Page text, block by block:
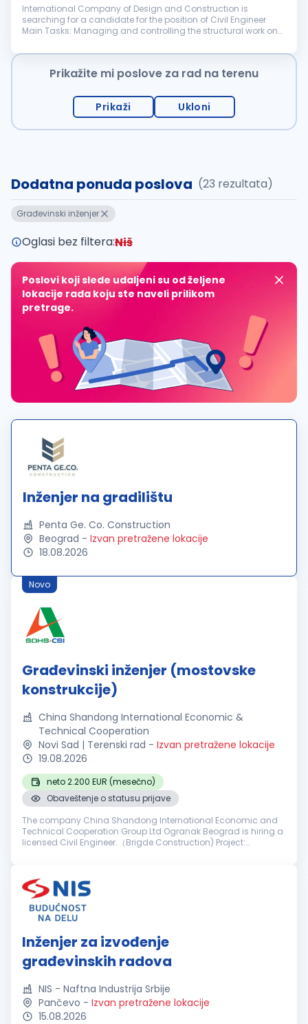
International Company of Design and Construction is
searching for a candidate for the position of Civil Engineer
Main Tasks: Managing and controlling the structural work on
standards Managing and...
Prikažite mi poslove za rad na terenu
Prikaži Ukloni
Dodatna ponuda poslova (23 rezultata)
Građevinski inženjer
Oglasi bez filtera:Niš
Poslovi koji slede udaljeni su od željene
lokacije rada koju ste naveli prilikom
pretrage.
Inženjer na gradilištu
Penta Ge. Co. Construction
Beograd - Izvan pretražene lokacije
18.08.2026
Novo
Građevinski inženjer (mostovske
konstrukcije)
China Shandong International Economic &
Technical Cooperation
Novi Sad | Terenski rad - Izvan pretražene lokacije
19.08.2026
neto 2.200 EUR (mesečno)
Obaveštenje o statusu prijave
The company China Shandong International Economic and
Technical Cooperation Group Ltd Ogranak Beograd is hiring a
licensed Civil Engineer.（Brigde Construction) Project:
Inženjer za izvođenje
građevinskih radova
NIS - Naftna Industrija Srbije
Pančevo - Izvan pretražene lokacije
15.08.2026